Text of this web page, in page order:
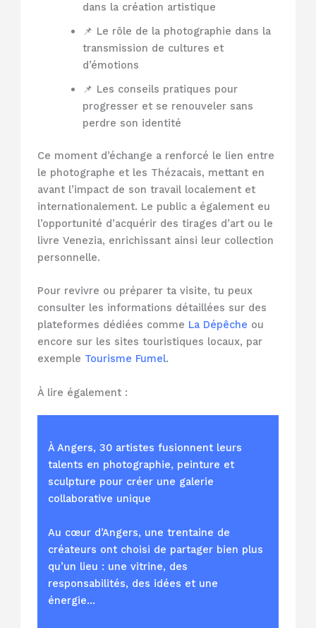
dans la création artistique
📌 Le rôle de la photographie dans la
transmission de cultures et
d’émotions
📌 Les conseils pratiques pour
progresser et se renouveler sans
perdre son identité
Ce moment d’échange a renforcé le lien entre
le photographe et les Thézacais, mettant en
avant l’impact de son travail localement et
internationalement. Le public a également eu
l’opportunité d’acquérir des tirages d’art ou le
livre Venezia, enrichissant ainsi leur collection
personnelle.
Pour revivre ou préparer ta visite, tu peux
consulter les informations détaillées sur des
plateformes dédiées comme La Dépêche ou
encore sur les sites touristiques locaux, par
exemple Tourisme Fumel.
À lire également :
À Angers, 30 artistes fusionnent leurs
talents en photographie, peinture et
sculpture pour créer une galerie
collaborative unique
Au cœur d’Angers, une trentaine de
créateurs ont choisi de partager bien plus
qu’un lieu : une vitrine, des
responsabilités, des idées et une
énergie…